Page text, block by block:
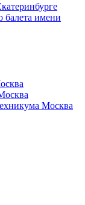
балета имени
Москва